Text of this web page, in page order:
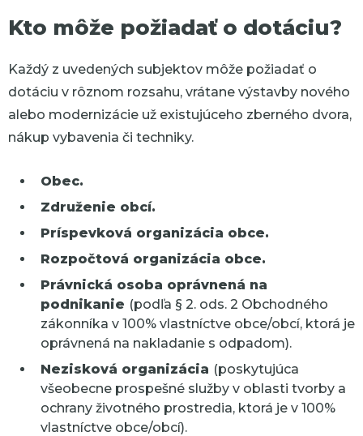
Kto môže požiadať o dotáciu?
Každý z uvedených subjektov môže požiadať o
dotáciu v rôznom rozsahu, vrátane výstavby nového
alebo modernizácie už existujúceho zberného dvora,
nákup vybavenia či techniky.
Obec.
Združenie obcí.
Príspevková organizácia obce.
Rozpočtová organizácia obce.
Právnická osoba oprávnená na
podnikanie (podľa § 2. ods. 2 Obchodného
zákonníka v 100% vlastníctve obce/obcí, ktorá je
oprávnená na nakladanie s odpadom).
Nezisková organizácia (poskytujúca
všeobecne prospešné služby v oblasti tvorby a
ochrany životného prostredia, ktorá je v 100%
vlastníctve obce/obcí).